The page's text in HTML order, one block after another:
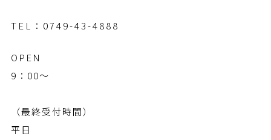
TEL： 0749-43-4888
OPEN
9：00～
（最終受付時間）
平日